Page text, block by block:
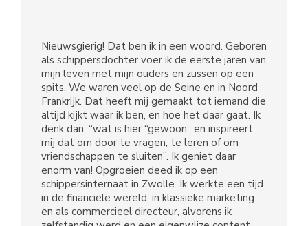
Nieuwsgierig! Dat ben ik in een woord. Geboren
als schippersdochter voer ik de eerste jaren van
mijn leven met mijn ouders en zussen op een
spits. We waren veel op de Seine en in Noord
Frankrijk. Dat heeft mij gemaakt tot iemand die
altijd kijkt waar ik ben, en hoe het daar gaat. Ik
denk dan: “wat is hier “gewoon” en inspireert
mij dat om door te vragen, te leren of om
vriendschappen te sluiten”. Ik geniet daar
enorm van! Opgroeien deed ik op een
schippersinternaat in Zwolle. Ik werkte een tijd
in de financiële wereld, in klassieke marketing
en als commercieel directeur, alvorens ik